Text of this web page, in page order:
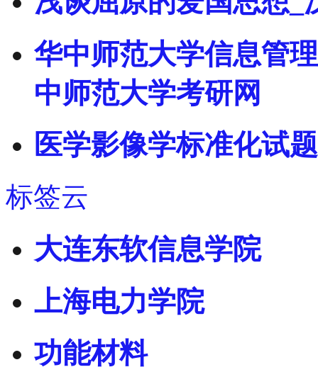
华中师范大学信息管
中师范大学考研网
医学影像学标准化试
标签云
大连东软信息学院
上海电力学院
功能材料